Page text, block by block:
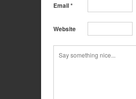
Email*
Website